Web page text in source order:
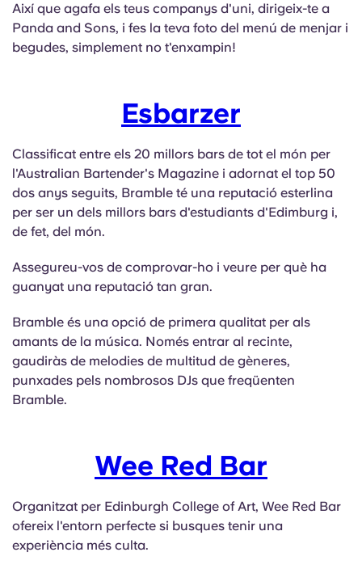
Així que agafa els teus companys d'uni, dirigeix-te a
Panda and Sons, i fes la teva foto del menú de menjar i
begudes, simplement no t'enxampin!
Esbarzer
Classificat entre els 20 millors bars de tot el món per
l'Australian Bartender's Magazine i adornat el top 50
dos anys seguits, Bramble té una reputació esterlina
per ser un dels millors bars d'estudiants d'Edimburg i,
de fet, del món.
Assegureu-vos de comprovar-ho i veure per què ha
guanyat una reputació tan gran.
Bramble és una opció de primera qualitat per als
amants de la música. Només entrar al recinte,
gaudiràs de melodies de multitud de gèneres,
punxades pels nombrosos DJs que freqüenten
Bramble.
Wee Red Bar
Organitzat per Edinburgh College of Art, Wee Red Bar
ofereix l'entorn perfecte si busques tenir una
experiència més culta.